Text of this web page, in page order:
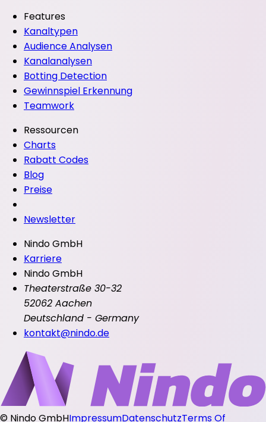
Features
Kanaltypen
Audience Analysen
Kanalanalysen
Botting Detection
Gewinnspiel Erkennung
Teamwork
Ressourcen
Charts
Rabatt Codes
Blog
Preise
Newsletter
Nindo GmbH
Karriere
Nindo GmbH
Theaterstraße 30-32
52062 Aachen
Deutschland - Germany
kontakt@nindo.de
© Nindo GmbHImpressumDatenschutzTerms Of